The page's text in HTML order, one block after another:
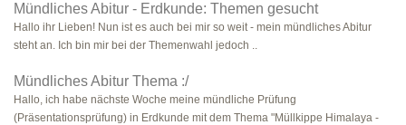
Mündliches Abitur - Erdkunde: Themen gesucht
Hallo ihr Lieben! Nun ist es auch bei mir so weit - mein mündliches Abitur
steht an. Ich bin mir bei der Themenwahl jedoch ..
Mündliches Abitur Thema :/
Hallo, ich habe nächste Woche meine mündliche Prüfung
(Präsentationsprüfung) in Erdkunde mit dem Thema "Müllkippe Himalaya -